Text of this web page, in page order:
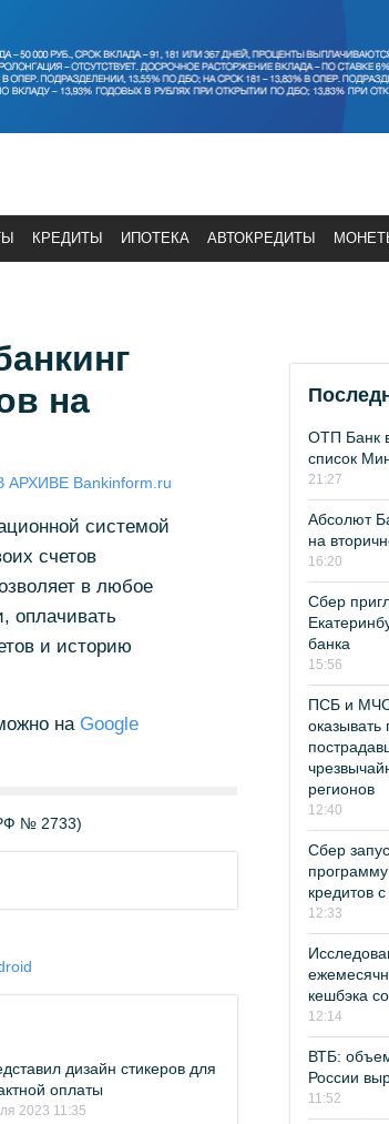
КРЕДИТЫ ИПОТЕКА АВТОКРЕДИТЫ
на
Bankinform.ru
системой
счетов
в любое
оплачивать
и историю
на Google
№ 2733)
дизайн стикеров для
оплаты
2023 11:35
ОТП Банк
список
21:27
Абсолют
на
16:20
Сбер
банка
15:56
ПСБ и МЧС
регионов
12:40
Сбер
кредитов
12:33
кешбэка
12:14
ВТБ:
России
11:52